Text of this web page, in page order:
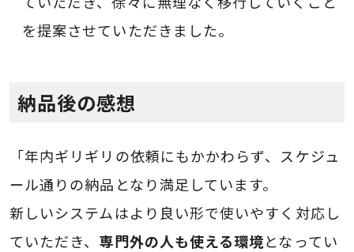
を提案させていただきました。
納品後の感想
「年内ギリギリの依頼にもかかわらず、スケジュ
ール通りの納品となり満足しています。
新しいシステムはより良い形で使いやすく対応し
ていただき、 専門外の人も使える環境となってい